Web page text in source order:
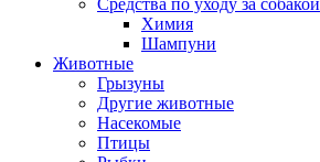
Средства по уходу за собакой
Химия
Шампуни
Животные
Грызуны
Другие животные
Насекомые
Птицы